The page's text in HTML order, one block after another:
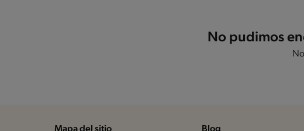
No pudimos
Mapa del sitio Blog